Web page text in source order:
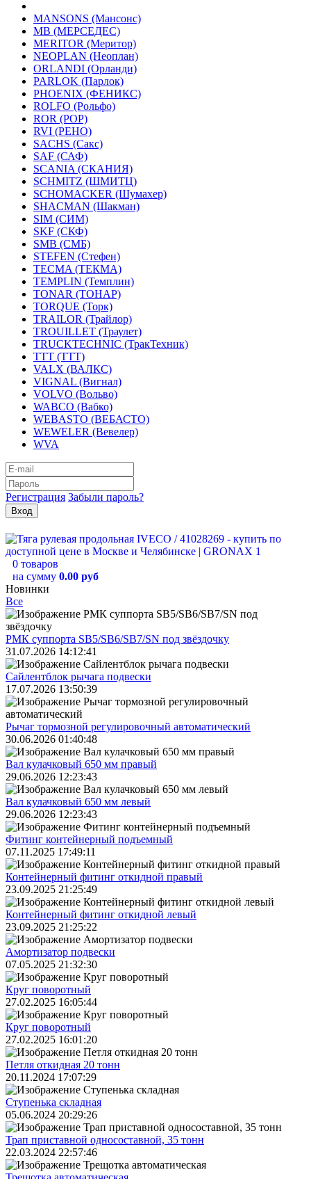
MANSONS (Мансонс)
MB (МЕРСЕДЕС)
MERITOR (Меритор)
NEOPLAN (Неоплан)
ORLANDI (Орланди)
PARLOK (Парлок)
PHOENIX (ФЕНИКС)
ROLFO (Рольфо)
ROR (РОР)
RVI (РЕНО)
SACHS (Сакс)
SAF (САФ)
SCANIA (СКАНИЯ)
SCHMITZ (ШМИТЦ)
SCHOMACKER (Шумахер)
SHACMAN (Шакман)
SIM (СИМ)
SKF (СКФ)
SMB (СМБ)
STEFEN (Стефен)
TECMA (ТЕКМА)
TEMPLIN (Темплин)
TONAR (ТОНАР)
TORQUE (Торк)
TRAILOR (Трайлор)
TROUILLET (Траулет)
TRUCKTECHNIC (ТракТехник)
TTT (ТТТ)
VALX (ВАЛКС)
VIGNAL (Вигнал)
VOLVO (Вольво)
WABCO (Вабко)
WEBASTO (ВЕБАСТО)
WEWELER (Вевелер)
WVA
Регистрация Забыли пароль?
0 товаров
на сумму 0.00 руб
Новинки
Все
РМК суппорта SB5/SB6/SB7/SN под звёздочку
31.07.2026 14:12:41
Сайлентблок рычага подвески
17.07.2026 13:50:39
Рычаг тормозной регулировочный автоматический
30.06.2026 01:40:48
Вал кулачковый 650 мм правый
29.06.2026 12:23:43
Вал кулачковый 650 мм левый
29.06.2026 12:23:43
Фитинг контейнерный подъемный
07.11.2025 17:49:11
Контейнерный фитинг откидной правый
23.09.2025 21:25:49
Контейнерный фитинг откидной левый
23.09.2025 21:25:22
Амортизатор подвески
07.05.2025 21:32:30
Круг поворотный
27.02.2025 16:05:44
Круг поворотный
27.02.2025 16:01:20
Петля откидная 20 тонн
20.11.2024 17:07:29
Ступенька складная
05.06.2024 20:29:26
Трап приставной односоставной, 35 тонн
22.03.2024 22:57:46